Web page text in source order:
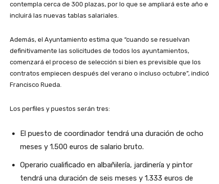
contempla cerca de 300 plazas, por lo que se ampliará este año e
incluirá las nuevas tablas salariales.
Además, el Ayuntamiento estima que “cuando se resuelvan
definitivamente las solicitudes de todos los ayuntamientos,
comenzará el proceso de selección si bien es previsible que los
contratos empiecen después del verano o incluso octubre”, indicó
Francisco Rueda.
Los perfiles y puestos serán tres:
El puesto de coordinador tendrá una duración de ocho
meses y 1.500 euros de salario bruto.
Operario cualificado en albañilería, jardinería y pintor
tendrá una duración de seis meses y 1.333 euros de